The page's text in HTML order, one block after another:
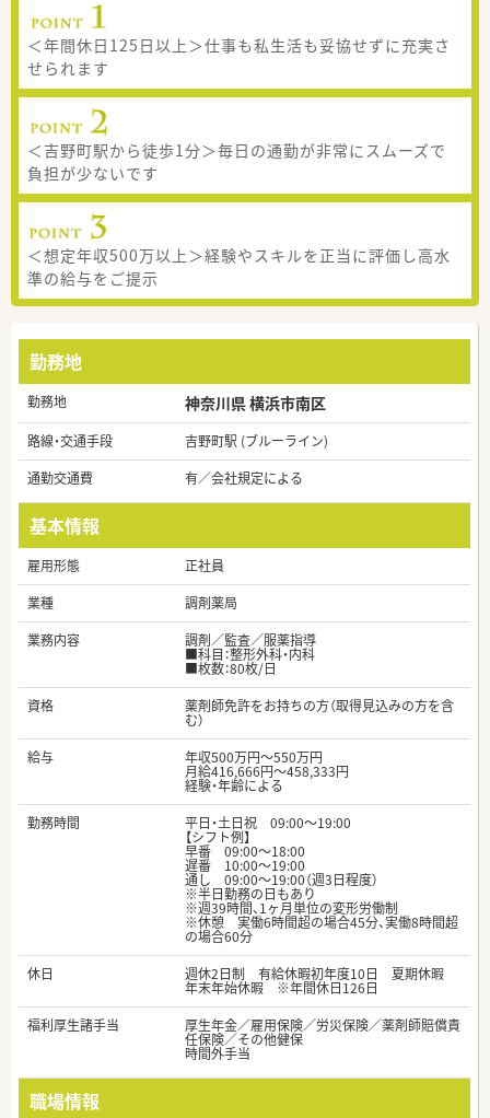
＜年間休日125日以上＞仕事も私生活も妥協せずに充実さ
せられます
＜吉野町駅から徒歩1分＞毎日の通勤が非常にスムーズで
負担が少ないです
＜想定年収500万以上＞経験やスキルを正当に評価し高水
準の給与をご提示
勤務地
勤務地 神奈川県 横浜市南区
路線・交通手段
吉野町駅 (ブルーライン)
通勤交通費
有／会社規定による
基本情報
雇用形態
正社員
業種
調剤薬局
業務内容
調剤／監査／服薬指導
■科目：整形外科・内科
■枚数：80枚/日
資格
薬剤師免許をお持ちの方（取得見込みの方を含
む）
給与
年収500万円～550万円
月給416,666円～458,333円
経験・年齢による
勤務時間
平日・土日祝 09:00～19:00
【シフト例】
早番 09:00～18:00
遅番 10:00～19:00
通し 09:00～19:00（週3日程度）
※半日勤務の日もあり
※週39時間、1ヶ月単位の変形労働制
※休憩 実働6時間超の場合45分、実働8時間超
の場合60分
休日
週休2日制 有給休暇初年度10日 夏期休暇
年末年始休暇 ※年間休日126日
福利厚生諸手当
厚生年金／雇用保険／労災保険／薬剤師賠償責
任保険／その他健保
時間外手当
職場情報